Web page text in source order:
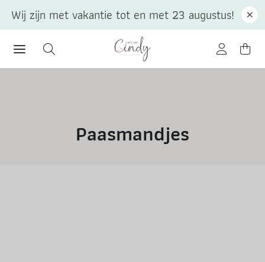
Paasmandjes
Wij zijn met vakantie tot en met 23 augustus!